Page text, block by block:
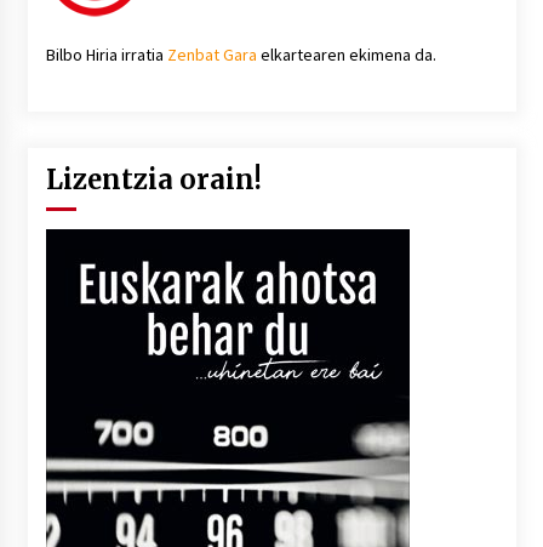
Bilbo Hiria irratia Zenbat Gara elkartearen ekimena da.
Lizentzia orain!